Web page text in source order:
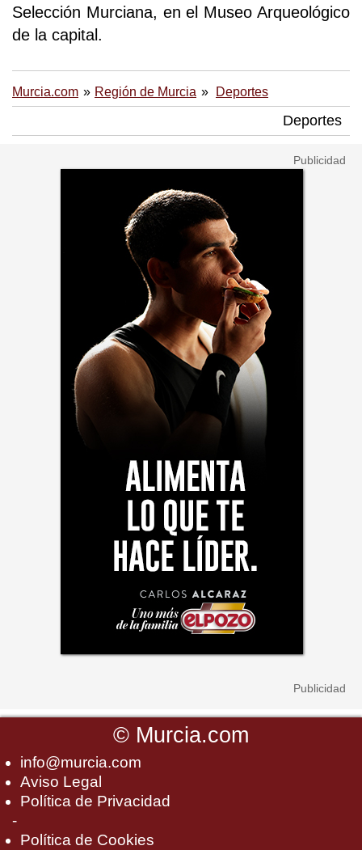
Selección Murciana, en el Museo Arqueológico
de la capital.
Murcia.com Región de Murcia Deportes
Deportes
© Murcia.com
info@murcia.com
Aviso Legal
Política de Privacidad
-
Política de Cookies